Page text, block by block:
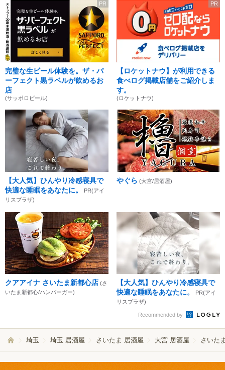
PR
完璧な生ビール体験を。ザ・パ
ーフェクト黒ラベルが飲めるお
店
(サッポロビール)
PR
【ロケットナウ】が利用できる
食べログ掲載店舗をご紹介しま
す。
(ロケットナウ)
【大人気】ひんやり冷感寝具で
快適な睡眠をあなたに。
PR(アイ
リスプラザ)
やぐら (大宮/居酒屋)
クアアイナ さいたま新都心店 (さ
いたま新都心/ハンバーガー)
【大人気】ひんやり冷感寝具で
快適な睡眠をあなたに。
PR(アイ
リスプラザ)
Recommended by
埼玉 埼玉 居酒屋 さいたま 居酒屋 大宮 居酒屋 さいた